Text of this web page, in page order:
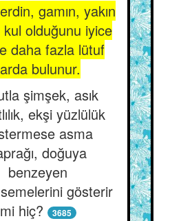
gamın, yakın
olduğunu iyice
daha fazla lütuf
bulunur.
şimşek, asık
ekşi yüzlülük
asma
doğuya
benzeyen
gösterir
mi hiç?
3685